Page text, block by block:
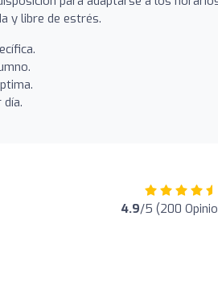
y libre de estrés.
4.9/5 (200